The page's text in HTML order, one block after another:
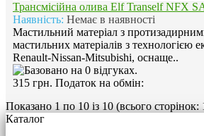
Трансмісійна олива Elf Tranself NFX
Наявність: Немає в наявності
Мастильний матеріал з
мастильних матеріалів з технологією
Renault-Nissan-Mitsubishi, оснаще..
315 грн. Податок на обмін:
Показано 1 по 10 із 10 (всього сторінок:
Каталог